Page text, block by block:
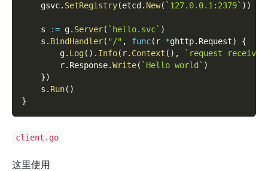
    gsvc
. SetRegistry(etcd . New( `127.0.0.1:2379` ) )
    s
:= g. Server( `hello.svc` )
    s
. BindHandler( "/" , func( r *ghttp. Request)
{
        g
. Log( ) . Info( r. Context ( ) ,
`request
        r
. Response.Write( `Hello world` )
})
    s
. Run( )
}
client.go
这里使用